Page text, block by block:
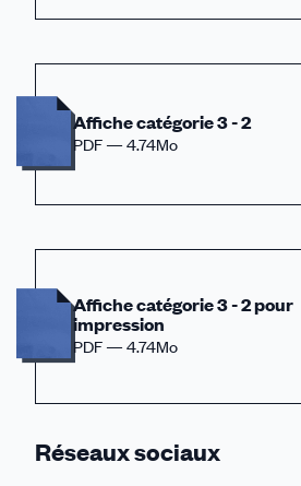
Affiche catégorie 3 - 2
PDF — 4.74Mo
Affiche catégorie 3 - 2 pour
impression
PDF — 4.74Mo
Réseaux sociaux